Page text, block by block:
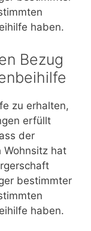
haben.
Bezug
zu erhalten,
erfüllt
der
Wohnsitz hat
bestimmter
haben.